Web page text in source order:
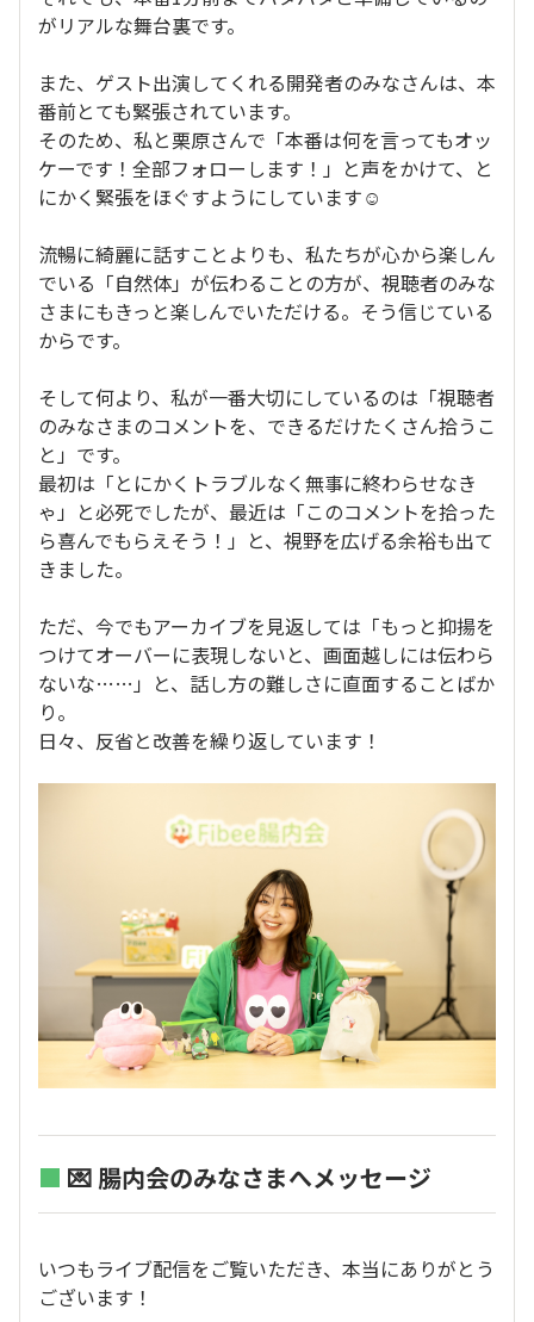
がリアルな舞台裏です。
また、ゲスト出演してくれる開発者のみなさんは、本
番前とても緊張されています。
そのため、私と栗原さんで「本番は何を言ってもオッ
ケーです！全部フォローします！」と声をかけて、と
にかく緊張をほぐすようにしています☺️
流暢に綺麗に話すことよりも、私たちが心から楽しん
でいる「自然体」が伝わることの方が、視聴者のみな
さまにもきっと楽しんでいただける。そう信じている
からです。
そして何より、私が一番大切にしているのは「視聴者
のみなさまのコメントを、できるだけたくさん拾うこ
と」です。
最初は「とにかくトラブルなく無事に終わらせなき
ゃ」と必死でしたが、最近は「このコメントを拾った
ら喜んでもらえそう！」と、視野を広げる余裕も出て
きました。
ただ、今でもアーカイブを見返しては「もっと抑揚を
つけてオーバーに表現しないと、画面越しには伝わら
ないな……」と、話し方の難しさに直面することばか
り。
日々、反省と改善を繰り返しています！
■ 💌 腸内会のみなさまへメッセージ
いつもライブ配信をご覧いただき、本当にありがとう
ございます！